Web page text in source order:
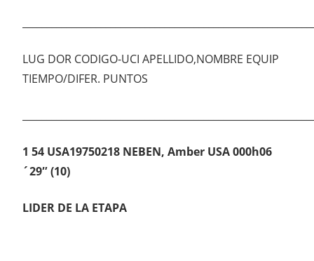
LUG DOR CODIGO-UCI APELLIDO,NOMBRE EQUIP
TIEMPO/DIFER. PUNTOS
1 54 USA19750218 NEBEN, Amber USA 000h06
´29″ (10)
LIDER DE LA ETAPA